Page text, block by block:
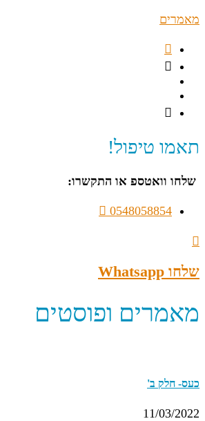
מאמרים
תאמו טיפול!
שלחו וואטספ או התקשרו:
0548058854
שלחו Whatsapp
מאמרים ופוסטים
כעס- חלק ב'
11/03/2022